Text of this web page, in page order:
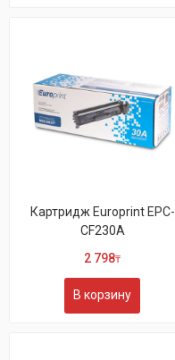
Картридж Europrint EPC-
CF230A
2 798₸
В корзину